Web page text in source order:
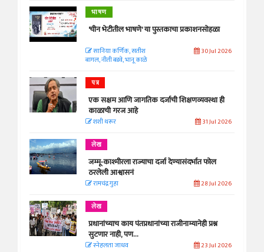
भाषण
'चीन भेटीतील भाषणे' या पुस्तकाचा प्रकाशनसोहळा
सानिया कर्णिक, सतीश
बागल, नीती बडवे, भानू काळे
30 Jul 2026
पत्र
एक सक्षम आणि जागतिक दर्जाची शिक्षणव्यवस्था ही
काळाची गरज आहे
शशी थरूर 31 Jul 2026
लेख
जम्मू-काश्मीरला राज्याचा दर्जा देण्यासंदर्भात फोल
ठरलेली आश्वासनं
रामचंद्र गुहा 28 Jul 2026
लेख
प्रधानांच्याच काय पंतप्रधानांच्या राजीनाम्यानेही प्रश्न
सुटणार नाही, पण...
स्नेहलता जाधव 23 Jul 2026